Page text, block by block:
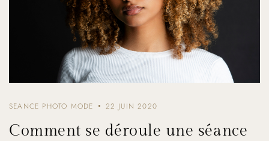
SEANCE PHOTO MODE 22 JUIN 2020
Comment se déroule une séance